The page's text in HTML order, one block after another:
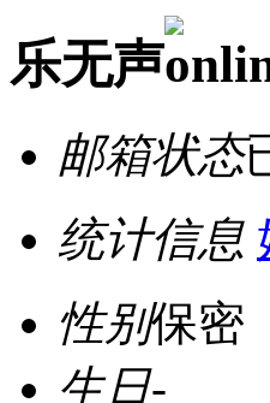
乐无声
邮箱状态
统计信息
性别保密
生日-